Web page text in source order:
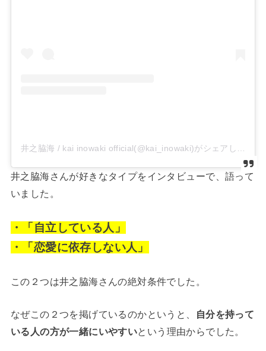
井之脇海さんが好きなタイプをインタビューで、語って
いました。
・「自立している人」
・「恋愛に依存しない人」
この２つは井之脇海さんの絶対条件でした。
なぜこの２つを掲げているのかというと、
自分を持って
いる人の方が一緒にいやすいという理由からでした。